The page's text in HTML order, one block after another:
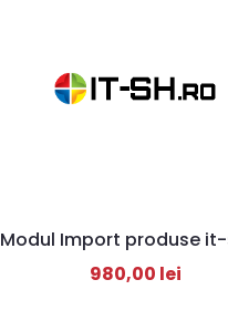
Modul Import produse
980,00 lei